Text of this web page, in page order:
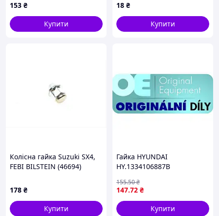
153 ₴
Купити
U-3430
18 ₴
Купити
Колісна гайка Suzuki SX4,
FEBI BILSTEIN (46694)
178 ₴
Купити
Гайка HYUNDAI
HY.1334106887B
147.72 ₴
155.50₴
Купити